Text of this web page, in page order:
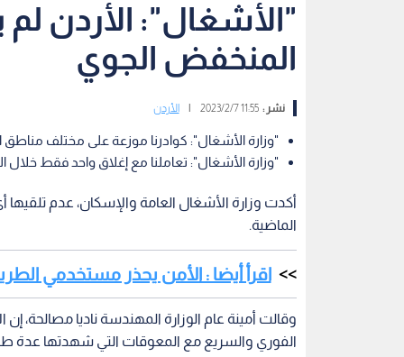
"الأشغال": الأردن
المنخفض الجوي
نشر :11:55 2023/2/7 الأردن
"وزارة الأشغال": كوادرنا موزعة على مختلف
"وزارة الأشغال": تعاملنا مع إغلاق واحد فقط خلال الـ24 ساعة
الماضية.
اقرأ أيضا : الأمن يحذر مستخدمي
وقالت أمينة عام الوزارة المهندسة ناديا مصالحة،
الفوري والسريع مع المعوقات التي شهدتها عدة